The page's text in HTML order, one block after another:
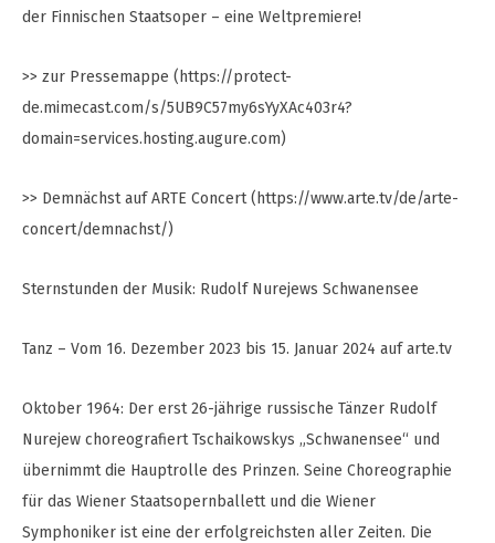
der Finnischen Staatsoper – eine Weltpremiere!
>> zur Pressemappe (https://protect-
de.mimecast.com/s/5UB9C57my6sYyXAc403r4?
domain=services.hosting.augure.com)
>> Demnächst auf ARTE Concert (https://www.arte.tv/de/arte-
concert/demnachst/)
Sternstunden der Musik: Rudolf Nurejews Schwanensee
Tanz – Vom 16. Dezember 2023 bis 15. Januar 2024 auf arte.tv
Oktober 1964: Der erst 26-jährige russische Tänzer Rudolf
Nurejew choreografiert Tschaikowskys „Schwanensee“ und
übernimmt die Hauptrolle des Prinzen. Seine Choreographie
für das Wiener Staatsopernballett und die Wiener
Symphoniker ist eine der erfolgreichsten aller Zeiten. Die